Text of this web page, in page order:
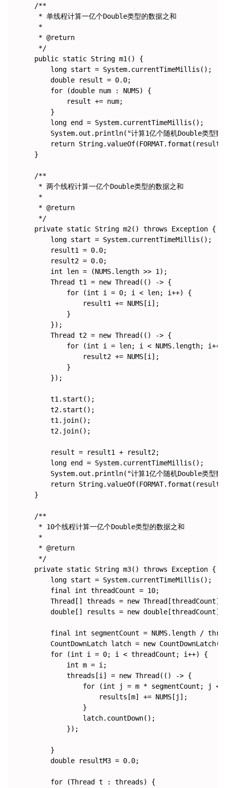
    /**
     * 单线程计算一亿个Double类型的数据之和
     *
     * @return
     */
    public static String m1() {
        long start = System.currentTimeMillis();
        double result = 0.0;
        for (double num : NUMS) {
            result += num;
        }
        long end = System.currentTimeMillis();
System.out.println("计算1亿个随机Double类型
return
    }
    /**
     * 两个线程计算一亿个Double类型的数据之和
     *
     * @return
     */
    private static String m2() throws Exception {
        long start = System.currentTimeMillis();
        result1 = 0.0;
        result2 = 0.0;
        int len = (NUMS.length >> 1);
        Thread t1 = new Thread(() -> {
            for (int i = 0; i < len; i++) {
                result1 += NUMS[i];
            }
        });
        Thread t2 = new Thread(() -> {
for (int i = len; i < NUMS.length; i++)
                result2 += NUMS[i];
            }
        });
        t1.start();
        t2.start();
        t1.join();
        t2.join();
        result = result1 + result2;
        long end = System.currentTimeMillis();
System.out.println("计算1亿个随机Double类型
return
    }
    /**
     * 10个线程计算一亿个Double类型的数据之和
     *
     * @return
     */
    private static String m3() throws Exception {
        long start = System.currentTimeMillis();
        final int threadCount = 10;
        Thread[] threads = new Thread[threadCount];
        double[] results = new double[threadCount];
final int segmentCount = NUMS.length /
CountDownLatch latch = new
        for (int i = 0; i < threadCount; i++) {
            int m = i;
            threads[i] = new Thread(() -> {
for (int j = m * segmentCount; j
                    results[m] += NUMS[j];
                }
                latch.countDown();
            });
        }
        double resultM3 = 0.0;
        for (Thread t : threads) {